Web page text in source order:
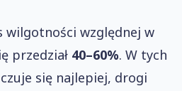
wilgotności względnej w
przedział 40–60%. W tych
się najlepiej, drogi